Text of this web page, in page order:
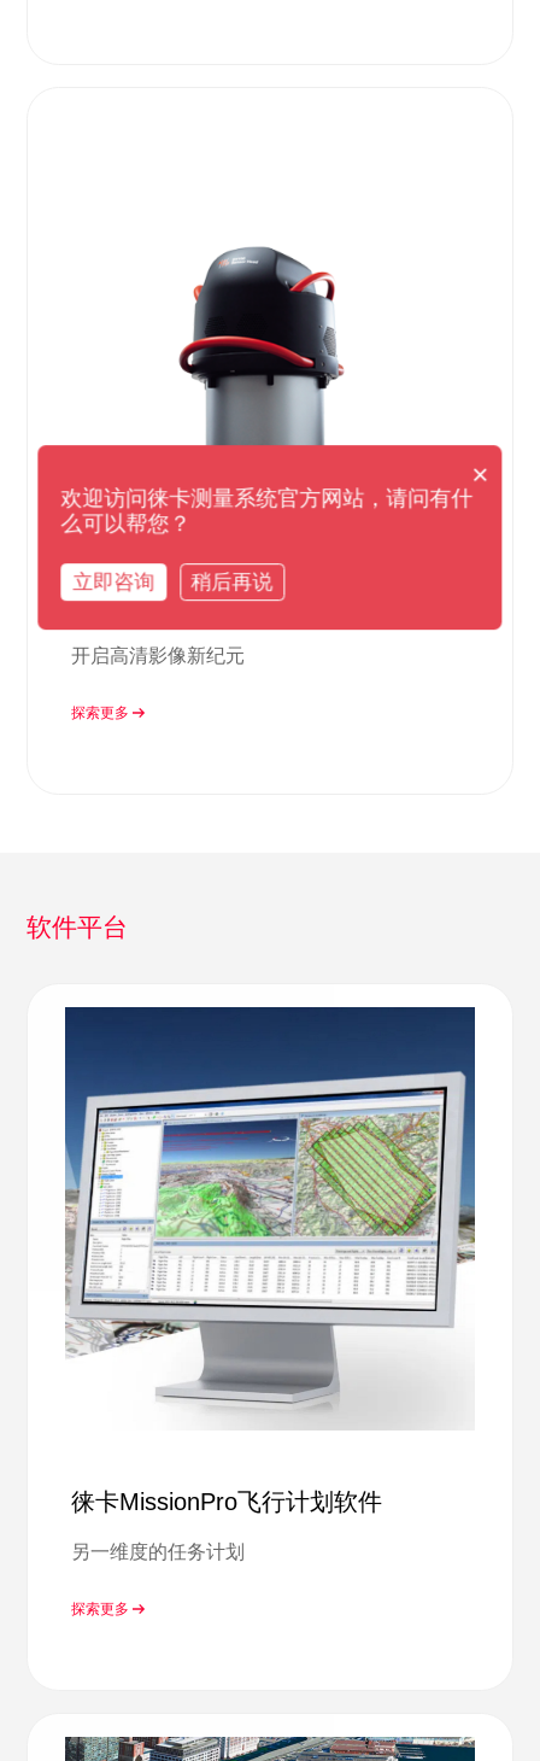
徕卡ADS100推扫式数码航空影像系
统
开启高清影像新纪元
探索更多
软件平台
徕卡MissionPro飞行计划软件
另一维度的任务计划
探索更多
×
欢迎访问徕卡测量系统官方网站，请问有什
么可以帮您？
立即咨询 稍后再说